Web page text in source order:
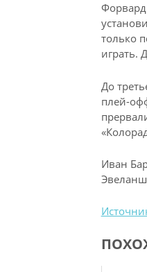
Форвард
только
играть.
До
плей-
Иван
Эвеланш